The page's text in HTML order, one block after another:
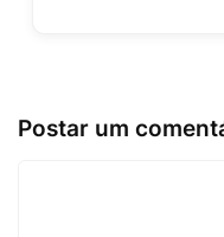
Postar um